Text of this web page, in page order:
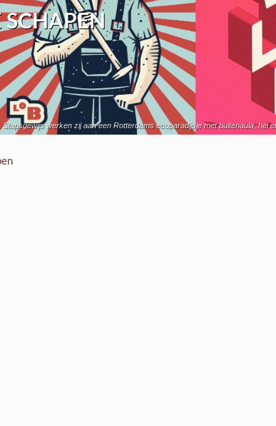
werken zij aan een Rotterdams ecoparadijsje met buitenaula, hei